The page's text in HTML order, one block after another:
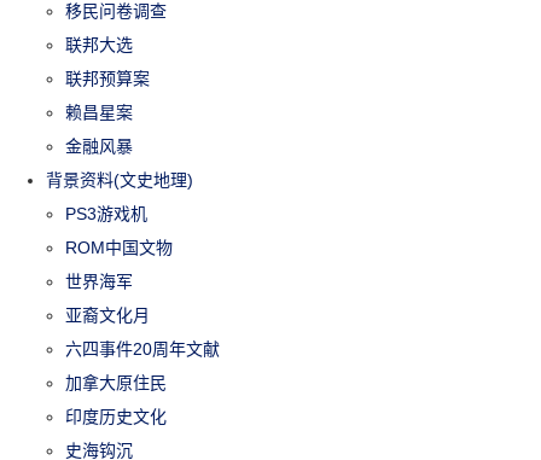
移民问卷调查
联邦大选
联邦预算案
赖昌星案
金融风暴
背景资料(文史地理)
PS3游戏机
ROM中国文物
世界海军
亚裔文化月
六四事件20周年文献
加拿大原住民
印度历史文化
史海钩沉